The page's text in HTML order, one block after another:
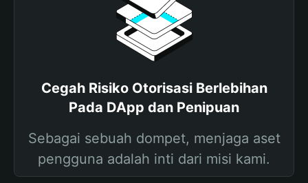
Cegah Risiko Otorisasi Berlebihan
Pada DApp dan Penipuan
Sebagai sebuah dompet, menjaga aset
pengguna adalah inti dari misi kami.